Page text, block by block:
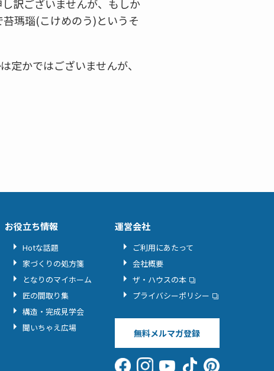
訳ございませんが、もしか
瑪瑙(こけめのう)というそ
定かではございませんが、
お役立ち情報
Hotな話題
家づくりの処方箋
となりのマイホーム
匠の間取り集
構造・完成見学会
聞いちゃえ広場
運営会社
ご利用にあたって
会社概要
ザ・ハウスの本
プライバシーポリシー
無料メルマガ登録